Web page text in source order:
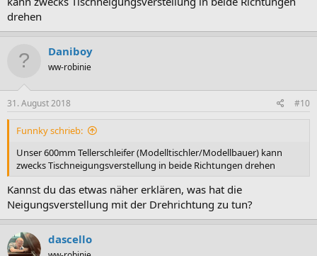
drehen
Daniboy
ww-robinie
31. August 2018 #10
Funnky schrieb:
Unser 600mm Tellerschleifer (Modelltischler/Modellbauer) kann
zwecks Tischneigungsverstellung in beide Richtungen drehen
Kannst du das etwas näher erklären, was hat die
Neigungsverstellung mit der Drehrichtung zu tun?
dascello